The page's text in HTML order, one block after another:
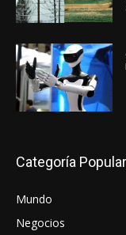
Categoría Popular
Mundo
Negocios